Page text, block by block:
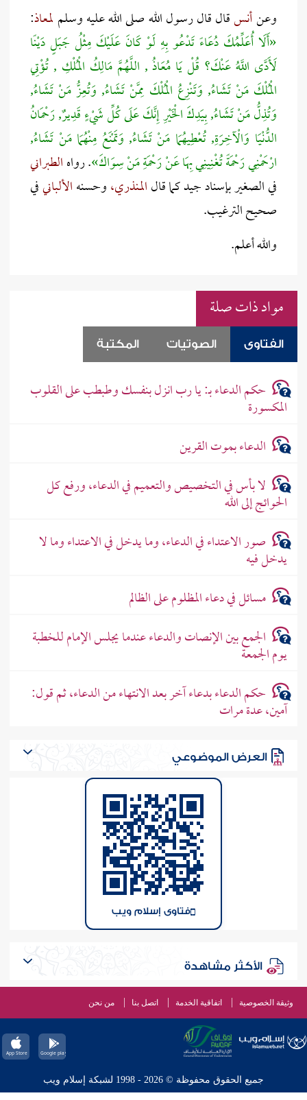
وعنأنسقال قال رسول الله صلى الله عليه وسلملمعاذ:
«أَلَا ‌أُعَلِّمُكَ ‌دُعَاءً ‌تَدْعُو ‌بِهِ ‌لَوْ ‌كَانَ ‌عَلَيْكَ مِثْلُ جَبَلٍ دَيْنًا
لَأَدَّى اللَّهُ عَنْكَ؟ قُلْ يَا مُعَاذُ , اللَّهُمَّ مَالِكُ الْمُلْكِ , تُؤْتِي
الْمُلْكَ مَنْ تَشَاءُ, وَتَنْزِعُ الْمُلْكَ مِمَّنْ تَشَاءُ, وَتُعِزُّ مَنْ تَشَاءُ,
وَتُذِلُّ مَنْ تَشَاءُ, بِيَدِكَ الْخَيْرِ إِنَّكَ عَلَى كُلِّ شَيْءٍ قَدِيرٌ, رَحْمَانُ
الدُّنْيَا وَالْآخِرَةِ, تُعْطِيهُمَا مَنْ تَشَاءُ, وَتَمْنَعُ مِنْهُمَا مَنْ تَشَاءُ,
ارْحَمْنِي رَحْمَةً تُغْنِينِي بِهَا عَنْ رَحْمَةِ مَنْ سِوَاكَ». رواهالطبراني
في الصغير بإسناد جيد كما قالالمنذري،وحسنهالألبانيفي
صحيح الترغيب.
والله أعلم.
مواد ذات صلة
الفتاوى الصوتيات المكتبة
حكم الدعاء بـ: يا رب انزل بنفسك وطبطب على القلوب
المكسورة
الدعاء بموت القرين
لا بأس في التخصيص والتعميم في الدعاء، ورفع كل
الحوائج إلى الله
صور الاعتداء في الدعاء، وما يدخل في الاعتداء وما لا
يدخل فيه
مسائل في دعاء المظلوم على الظالم
الجمع بين الإنصات والدعاء عندما يجلس الإمام للخطبة
يوم الجمعة
حكم الدعاء بدعاء آخر بعد الانتهاء من الدعاء، ثم قول:
آمين، عدة مرات
العرض الموضوعي
فتاوى إسلام ويب
الأكثر مشاهدة
وثيقة الخصوصية اتفاقية الخدمة اتصل بنا من نحن
جميع الحقوق محفوظة © 2026 - 1998 لشبكة إسلام ويب